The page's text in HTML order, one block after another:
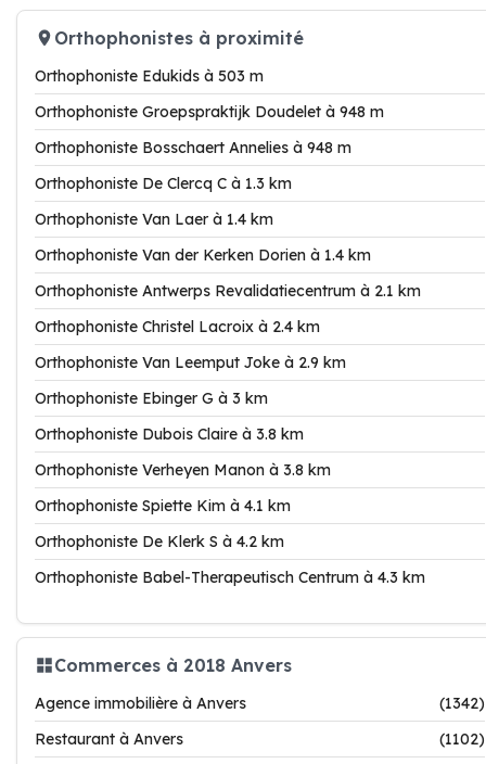
Orthophonistes à proximité
Orthophoniste Edukids à 503 m
Orthophoniste Groepspraktijk Doudelet à 948 m
Orthophoniste Bosschaert Annelies à 948 m
Orthophoniste De Clercq C à 1.3 km
Orthophoniste Van Laer à 1.4 km
Orthophoniste Van der Kerken Dorien à 1.4 km
Orthophoniste Antwerps Revalidatiecentrum à 2.1 km
Orthophoniste Christel Lacroix à 2.4 km
Orthophoniste Van Leemput Joke à 2.9 km
Orthophoniste Ebinger G à 3 km
Orthophoniste Dubois Claire à 3.8 km
Orthophoniste Verheyen Manon à 3.8 km
Orthophoniste Spiette Kim à 4.1 km
Orthophoniste De Klerk S à 4.2 km
Orthophoniste Babel-Therapeutisch Centrum à 4.3 km
Commerces à 2018 Anvers
Agence immobilière à Anvers
(1342)
Restaurant à Anvers
(1102)